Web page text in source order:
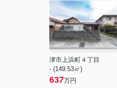
津市上浜町４丁目
- (149.53㎡)
637万円